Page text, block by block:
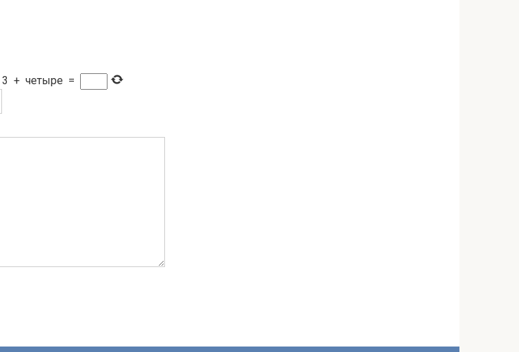
3 + четыре =